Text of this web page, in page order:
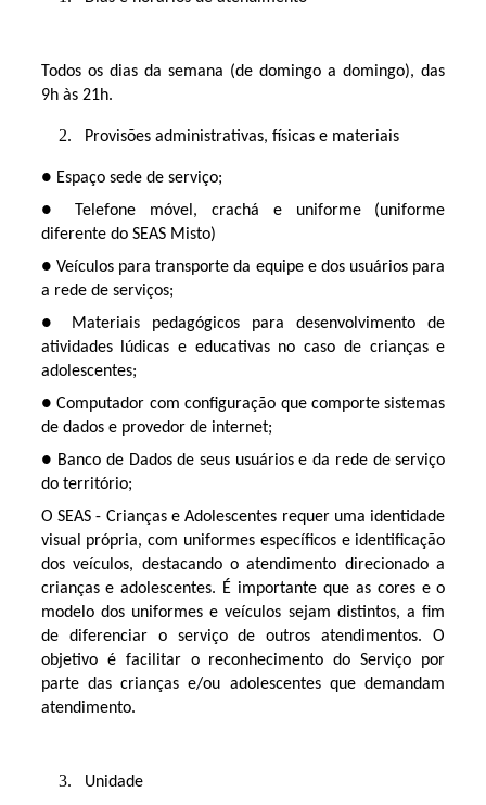
Todos os dias da semana (de domingo a domingo), das
9h às 21h.
Provisões administrativas, físicas e materiais
● Espaço sede de serviço;
● Telefone móvel, crachá e uniforme (uniforme
diferente do SEAS Misto)
● Veículos para transporte da equipe e dos usuários para
a rede de serviços;
● Materiais pedagógicos para desenvolvimento de
atividades lúdicas e educativas no caso de crianças e
adolescentes;
● Computador com configuração que comporte sistemas
de dados e provedor de internet;
● Banco de Dados de seus usuários e da rede de serviço
do território;
O SEAS - Crianças e Adolescentes requer uma identidade
visual própria, com uniformes específicos e identificação
dos veículos, destacando o atendimento direcionado a
crianças e adolescentes. É importante que as cores e o
modelo dos uniformes e veículos sejam distintos, a fim
de diferenciar o serviço de outros atendimentos. O
objetivo é facilitar o reconhecimento do Serviço por
parte das crianças e/ou adolescentes que demandam
atendimento.
Unidade